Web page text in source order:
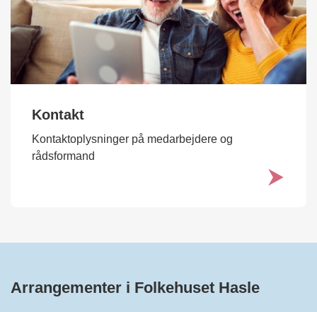
Kontakt
Kontaktoplysninger på medarbejdere og
rådsformand
Arrangementer i Folkehuset Hasle